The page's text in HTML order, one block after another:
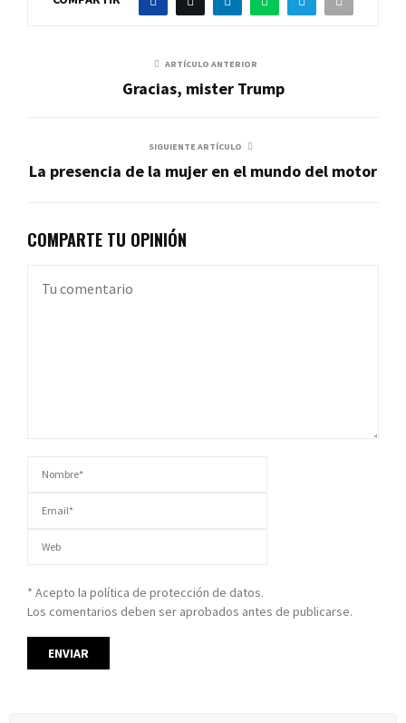
ARTÍCULO ANTERIOR
Gracias, mister Trump
SIGUIENTE ARTÍCULO
La presencia de la mujer en el mundo del motor
COMPARTE TU OPINIÓN
* Acepto la política de protección de datos.
Los comentarios deben ser aprobados antes de publicarse.